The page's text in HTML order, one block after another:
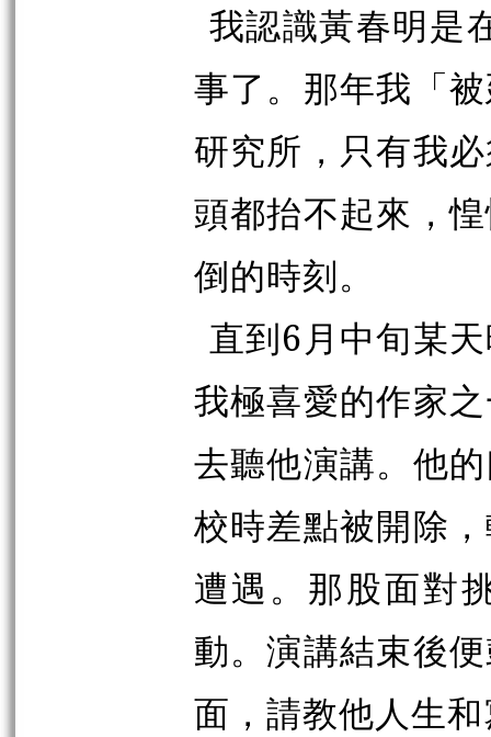
我認識黃春明是
事了。那年我「
研究所，只有我
頭都抬不起來，
倒的時刻。
直到6月中旬某
我極喜愛的作家
去聽他演講。他
校時差點被開除
遭遇。那股面對
動。演講結束後
面，請教他人生